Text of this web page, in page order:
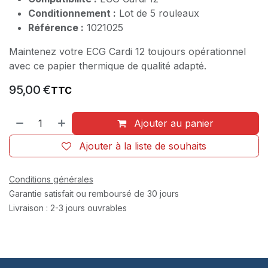
Conditionnement : Lot de 5 rouleaux
Référence : 1021025
Maintenez votre ECG Cardi 12 toujours opérationnel
avec ce papier thermique de qualité adapté.
95,00 €TTC
Ajouter au panier
Ajouter à la liste de souhaits
Conditions générales
Garantie satisfait ou remboursé de 30 jours
Livraison : 2-3 jours ouvrables